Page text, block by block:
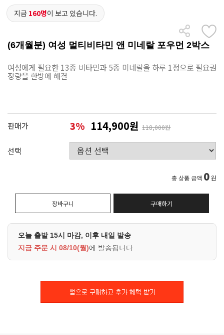
지금 160명이 보고 있습니다.
(6개월분) 여성 멀티비타민 앤 미네랄 포우먼 2박스
여성에게 필요한 13종 비타민과 5종 미네랄을 하루 1정으로 필요권
장량을 한방에 해결
판매가 3% 114,900원 118,000원
선택
총 상품 금액 0원
장바구니 구매하기
오늘 출발 15시 마감, 이후 내일 발송
지금 주문 시 08/10(월)에 발송됩니다.